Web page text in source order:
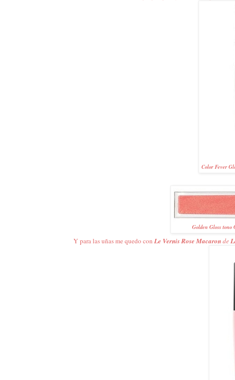
Color Fever
Golden Gloss tono
Y para las uñas me quedo con Le Vernis Rose Macaronde